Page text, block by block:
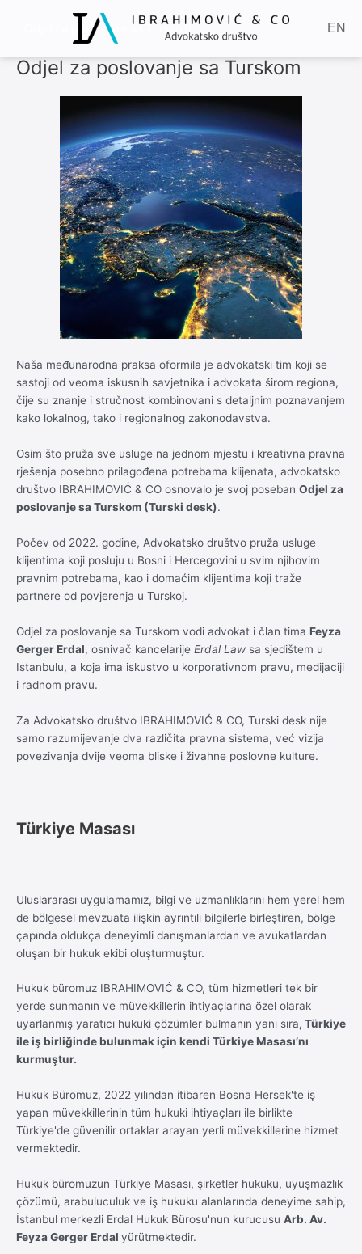
Odjel za poslovanje sa Turskom EN
Odjel za poslovanje sa Turskom
Naša međunarodna praksa oformila je advokatski tim koji se
sastoji od veoma iskusnih savjetnika i advokata širom regiona,
čije su znanje i stručnost kombinovani s detaljnim poznavanjem
kako lokalnog, tako i regionalnog zakonodavstva.
Osim što pruža sve usluge na jednom mjestu i kreativna pravna
rješenja posebno prilagođena potrebama klijenata, advokatsko
društvo IBRAHIMOVIĆ & CO osnovalo je svoj poseban Odjel za
poslovanje sa Turskom (Turski desk).
Počev od 2022. godine, Advokatsko društvo pruža usluge
klijentima koji posluju u Bosni i Hercegovini u svim njihovim
pravnim potrebama, kao i domaćim klijentima koji traže
partnere od povjerenja u Turskoj.
Odjel za poslovanje sa Turskom vodi advokat i član tima Feyza
Gerger Erdal, osnivač kancelarije Erdal Law sa sjedištem u
Istanbulu, a koja ima iskustvo u korporativnom pravu, medijaciji
i radnom pravu.
Za Advokatsko društvo IBRAHIMOVIĆ & CO, Turski desk nije
samo razumijevanje dva različita pravna sistema, već vizija
povezivanja dvije veoma bliske i živahne poslovne kulture.
Türkiye Masası
Uluslararası uygulamamız, bilgi ve uzmanlıklarını hem yerel hem
de bölgesel mevzuata ilişkin ayrıntılı bilgilerle birleştiren, bölge
çapında oldukça deneyimli danışmanlardan ve avukatlardan
oluşan bir hukuk ekibi oluşturmuştur.
Hukuk büromuz IBRAHIMOVIĆ & CO, tüm hizmetleri tek bir
yerde sunmanın ve müvekkillerin ihtiyaçlarına özel olarak
uyarlanmış yaratıcı hukuki çözümler bulmanın yanı sıra, Türkiye
ile iş birliğinde bulunmak için kendi Türkiye Masası’nı
kurmuştur.
Hukuk Büromuz, 2022 yılından itibaren Bosna Hersek'te iş
yapan müvekkillerinin tüm hukuki ihtiyaçları ile birlikte
Türkiye'de güvenilir ortaklar arayan yerli müvekkillerine hizmet
vermektedir.
Hukuk büromuzun Türkiye Masası, şirketler hukuku, uyuşmazlık
çözümü, arabuluculuk ve iş hukuku alanlarında deneyime sahip,
İstanbul merkezli Erdal Hukuk Bürosu'nun kurucusu Arb. Av.
Feyza Gerger Erdal yürütmektedir.